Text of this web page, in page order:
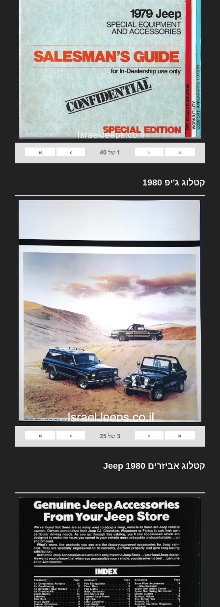
«
‹
1 של40
›
»
קטלוג ג'יפ 1980
«
‹
3של25
›
»
קטלוג אביזרים Jeep 1980